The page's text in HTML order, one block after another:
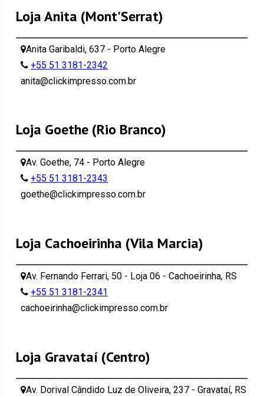
Loja Anita (Mont'Serrat)
Anita Garibaldi, 637 - Porto Alegre
+55 51 3181-2342
anita@clickimpresso.com.br
Loja Goethe (Rio Branco)
Av. Goethe, 74 - Porto Alegre
+55 51 3181-2343
goethe@clickimpresso.com.br
Loja Cachoeirinha (Vila Marcia)
Av. Fernando Ferrari, 50 - Loja 06 - Cachoeirinha, RS
+55 51 3181-2341
cachoeirinha@clickimpresso.com.br
Loja Gravataí (Centro)
Av. Dorival Cândido Luz de Oliveira, 237 - Gravataí, RS